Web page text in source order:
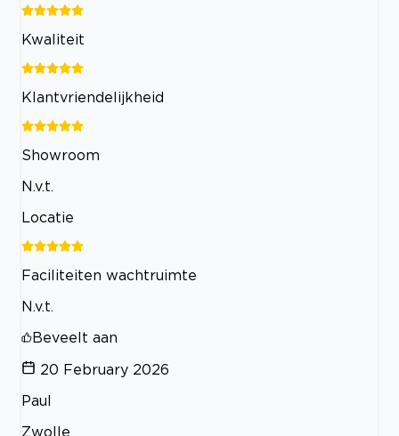
Kwaliteit
Klantvriendelijkheid
Showroom
N.v.t.
Locatie
Faciliteiten wachtruimte
N.v.t.
Beveelt aan
20 February 2026
Paul
Zwolle